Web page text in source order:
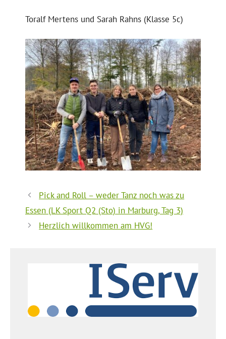
Toralf Mertens und Sarah Rahns (Klasse 5c)
Pick and Roll – weder Tanz noch was zu
Essen (LK Sport Q2 (Sto) in Marburg, Tag 3)
Herzlich willkommen am HVG!